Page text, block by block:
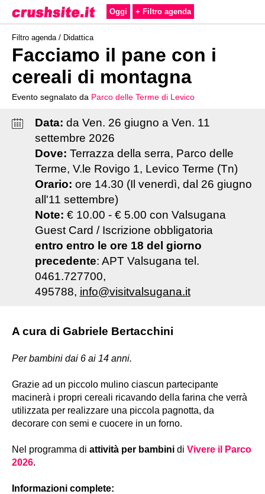
Oggi + Filtro agenda
Filtro agenda / Didattica
Facciamo il pane con i
cereali di montagna
Evento segnalato da Parco delle Terme di Levico
Data: da Ven. 26 giugno a Ven. 11
settembre 2026
Dove: Terrazza della serra, Parco delle
Terme, V.le Rovigo 1, Levico Terme (Tn)
Orario: ore 14.30 (Il venerdì, dal 26 giugno
all'11 settembre)
Note: € 10.00 - € 5.00 con Valsugana
Guest Card / Iscrizione obbligatoria
entro entro le ore 18 del giorno
precedente: APT Valsugana tel.
0461.727700,
495788, info@visitvalsugana.it
A cura di Gabriele Bertacchini
Per bambini dai 6 ai 14 anni.
Grazie ad un piccolo mulino ciascun partecipante
macinerà i propri cereali ricavando della farina che verrà
utilizzata per realizzare una piccola pagnotta, da
decorare con semi e cuocere in un forno.
Nel programma di attività per bambini di Vivere il Parco
2026.
Informazioni complete: